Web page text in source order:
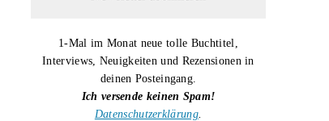
1-Mal im Monat neue tolle Buchtitel,
Interviews, Neuigkeiten und Rezensionen in
deinen Posteingang.
Ich versende keinen Spam!
Datenschutzerklärung.